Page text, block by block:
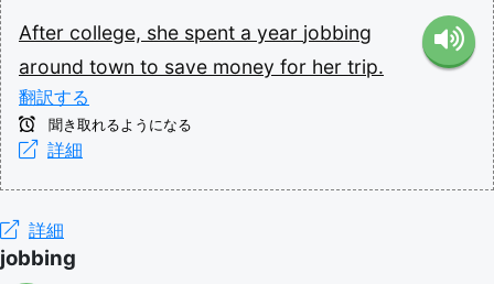
After college, she spent a year jobbing
around town to save money for her trip.
翻訳する
聞き取れるようになる
詳細
詳細
jobbing